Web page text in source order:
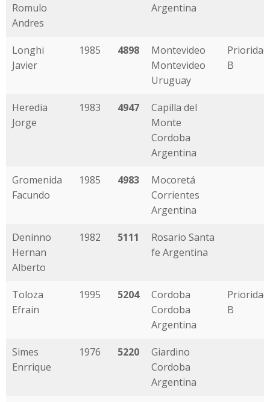
Romulo
Andres
Argentina
Longhi
Javier
1985 4898
Montevideo
Montevideo
Uruguay
Prioridad
B
Heredia
Jorge
1983 4947
Capilla del
Monte
Cordoba
Argentina
Gromenida
Facundo
1985 4983
Mocoretá
Corrientes
Argentina
Deninno
Hernan
Alberto
1982 5111
Rosario Santa
fe Argentina
Toloza
Efrain
1995 5204
Cordoba
Cordoba
Argentina
Prioridad
B
Simes
Enrrique
1976 5220
Giardino
Cordoba
Argentina